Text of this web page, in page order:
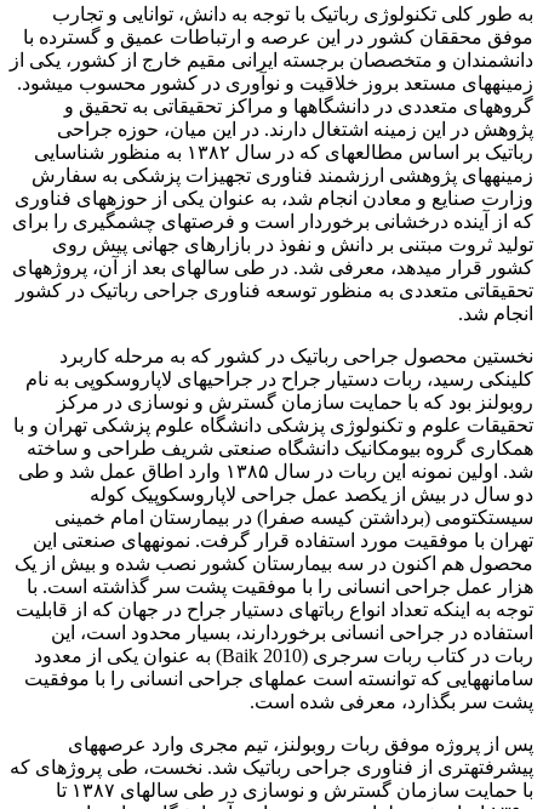
به طور کلی تکنولوژی رباتیک با توجه به دانش، توانایی و تجارب
موفق محققان کشور در این عرصه و ارتباطات عمیق و گسترده با
دانشمندان و متخصصان برجسته ایرانی مقیم خارج از کشور، یکی از
زمینههای مستعد بروز خلاقیت و نوآوری در کشور محسوب میشود.
گروههای متعددی در دانشگاهها و مراکز تحقیقاتی به تحقیق و
پژوهش در این زمینه اشتغال دارند. در این میان، حوزه جراحی
رباتیک بر اساس مطالعهای که در سال ۱۳۸۲ به منظور شناسایی
زمینههای پژوهشی ارزشمند فناوری تجهیزات پزشکی به سفارش
وزارت صنایع و معادن انجام شد، به عنوان یکی از حوزههای فناوری
که از آینده درخشانی برخوردار است و فرصتهای چشمگیری را برای
تولید ثروت مبتنی بر دانش و نفوذ در بازارهای جهانی پیش روی
کشور قرار میدهد، معرفی شد. در طی سالهای بعد از آن، پروژههای
تحقیقاتی متعددی به منظور توسعه فناوری جراحی رباتیک در کشور
انجام شد.
نخستین محصول جراحی رباتیک در کشور که به مرحله کاربرد
کلینکی رسید، ربات دستیار جراح در جراحیهای لاپاروسکوپی به نام
روبولنز بود که با حمایت سازمان گسترش و نوسازی در مرکز
تحقیقات علوم و تکنولوژی پزشکی دانشگاه علوم پزشکی تهران و با
همکاری گروه بیومکانیک دانشگاه صنعتی شریف طراحی و ساخته
شد. اولین نمونه این ربات در سال ۱۳۸۵ وارد اطاق عمل شد و طی
دو سال در بیش از یکصد عمل جراحی لاپاروسکوپیک کوله
سیستکتومی (برداشتن کیسه صفرا) در بیمارستان امام خمینی
تهران با موفقیت مورد استفاده قرار گرفت. نمونههای صنعتی این
محصول هم اکنون در سه بیمارستان کشور نصب شده و بیش از یک
هزار عمل جراحی انسانی را با موفقیت پشت سر گذاشته است. با
توجه به اینکه تعداد انواع رباتهای دستیار جراح در جهان که از قابلیت
استفاده در جراحی انسانی برخوردارند، بسیار محدود است، این
ربات در کتاب ربات سرجری (Baik 2010) به عنوان یکی از معدود
سامانههایی که توانسته است عملهای جراحی انسانی را با موفقیت
پشت سر بگذارد، معرفی شده است.
پس از پروژه موفق ربات روبولنز، تیم مجری وارد عرصههای
پیشرفتهتری از فناوری جراحی رباتیک شد. نخست، طی پروژهای که
با حمایت سازمان گسترش و نوسازی در طی سالهای ۱۳۸۷ تا